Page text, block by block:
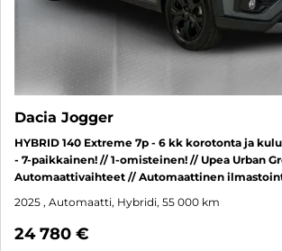
Dacia Jogger
HYBRID 140 Extreme 7p - 6 kk korotonta ja
- 7-paikkainen! // 1-omisteinen! // Upea Urban
Automaattivaihteet // Automaattinen
2025 , Automaatti, Hybridi, 55 000 km
24 780 €